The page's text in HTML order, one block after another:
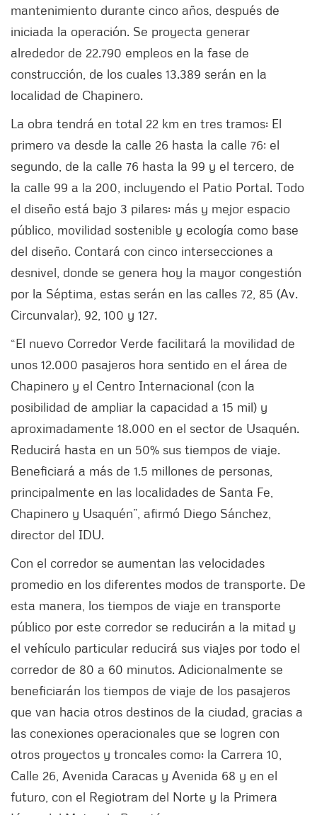
mantenimiento durante cinco años, después de
iniciada la operación. Se proyecta generar
alrededor de 22.790 empleos en la fase de
construcción, de los cuales 13.389 serán en la
localidad de Chapinero.
La obra tendrá en total 22 km en tres tramos: El
primero va desde la calle 26 hasta la calle 76; el
segundo, de la calle 76 hasta la 99 y el tercero, de
la calle 99 a la 200, incluyendo el Patio Portal. Todo
el diseño está bajo 3 pilares: más y mejor espacio
público, movilidad sostenible y ecología como base
del diseño. Contará con cinco intersecciones a
desnivel, donde se genera hoy la mayor congestión
por la Séptima, estas serán en las calles 72, 85 (Av.
Circunvalar), 92, 100 y 127.
“El nuevo Corredor Verde facilitará la movilidad de
unos 12.000 pasajeros hora sentido en el área de
Chapinero y el Centro Internacional (con la
posibilidad de ampliar la capacidad a 15 mil) y
aproximadamente 18.000 en el sector de Usaquén.
Reducirá hasta en un 50% sus tiempos de viaje.
Beneficiará a más de 1.5 millones de personas,
principalmente en las localidades de Santa Fe,
Chapinero y Usaquén”, afirmó Diego Sánchez,
director del IDU.
Con el corredor se aumentan las velocidades
promedio en los diferentes modos de transporte. De
esta manera, los tiempos de viaje en transporte
público por este corredor se reducirán a la mitad y
el vehículo particular reducirá sus viajes por todo el
corredor de 80 a 60 minutos. Adicionalmente se
beneficiarán los tiempos de viaje de los pasajeros
que van hacia otros destinos de la ciudad, gracias a
las conexiones operacionales que se logren con
otros proyectos y troncales como: la Carrera 10,
Calle 26, Avenida Caracas y Avenida 68 y en el
futuro, con el Regiotram del Norte y la Primera